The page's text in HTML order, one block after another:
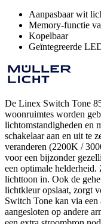
Aanpasbaar wit
Memory-functie
Kopelbaar
Geïntegreerde
De Linex Switch Tone
woonruimtes worden
lichtomstandigheden en
schakelaar aan en uit te
veranderen (2200K /
voor een bijzonder
een optimale helderheid.
lichttoon in. Ook de
lichtkleur opslaat, zorgt
Switch Tone kan via
aangesloten op andere